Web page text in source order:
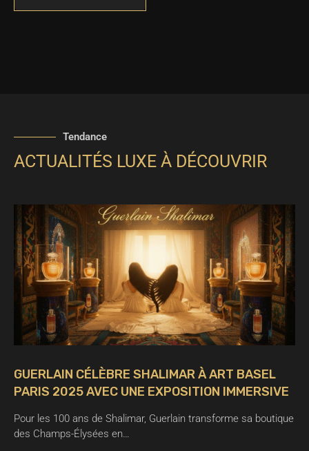
Tendance
ACTUALITÉS LUXE À DÉCOUVRIR
GUERLAIN CÉLÈBRE SHALIMAR À ART BASEL
PARIS 2025 AVEC UNE EXPOSITION IMMERSIVE
Pour les 100 ans de Shalimar, Guerlain transforme sa boutique
des Champs-Élysées en…